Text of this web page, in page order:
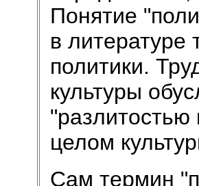
Понятие
в литературе
политики.
культуры
"разлитостью
целом
Сам термин